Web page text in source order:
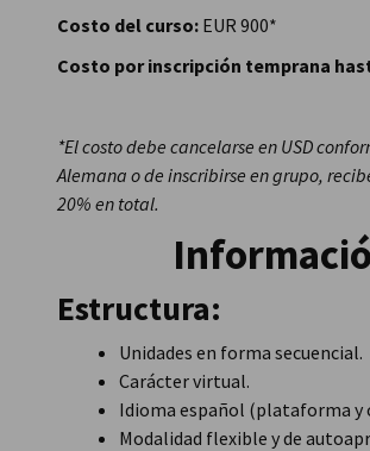
Costo del curso: EUR 900*
Costo por inscripción temprana
*El costo debe cancelarse en USD
Alemana o de inscribirse en grupo,
20% en total.
Estructura:
Unidades en forma secuencial.
Carácter virtual.
Idioma español (plataforma y
Modalidad flexible y de